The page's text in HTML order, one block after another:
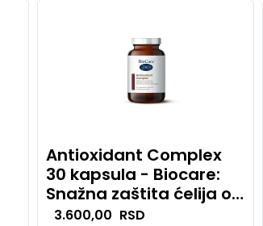
Antioxidant Complex
30 kapsula - Biocare:
Snažna zaštita ćelija od
oksidativnog stresa
3.600,00 RSD